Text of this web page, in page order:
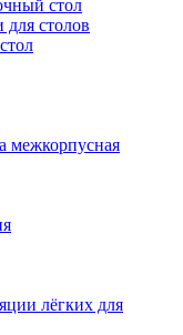
стол
столов
межкорпусная
лёгких для